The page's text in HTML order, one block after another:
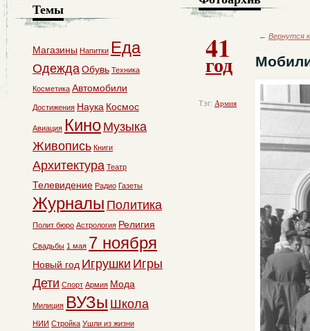
41
год
Тэг: Армия
← Вернутся
Темы
Магазины Напитки Еда
ОдеждаОбувь Техника
Косметика Автомобили
Достижения Наука Космос
Авиация Кино Музыка
Живопись Книги
Архитектура Театр
Телевидение Радио Газеты
Журналы Политика
Полит бюро Астрология Религия
Свадьбы 1 мая 7 ноября
Новый год Игрушки Игры
Дети Спорт Армия Мода
Милиция ВУЗы Школа
НИИ Стройка Ушли из жизни